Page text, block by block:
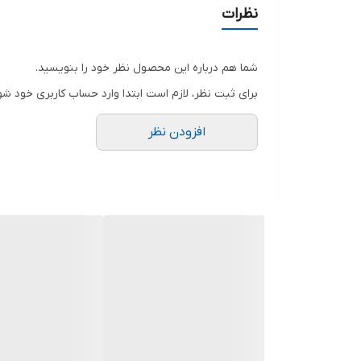
نظرات
شما هم درباره این محصول نظر خود را بنویسید.
برای ثبت نظر، لازم است ابتدا وارد حساب کاربری خود
افزودن نظر